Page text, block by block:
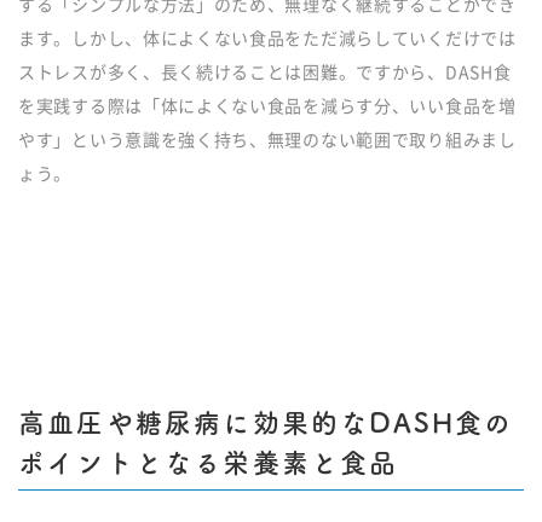
する「シンプルな方法」のため、無理なく継続することができ
ます。しかし、体によくない食品をただ減らしていくだけでは
ストレスが多く、長く続けることは困難。ですから、DASH食
を実践する際は「体によくない食品を減らす分、いい食品を増
やす」という意識を強く持ち、無理のない範囲で取り組みまし
ょう。
高血圧や糖尿病に効果的なDASH食の
ポイントとなる栄養素と食品